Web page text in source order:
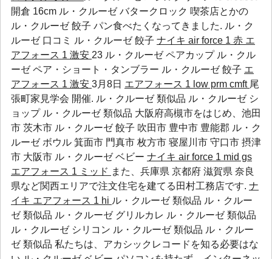
開倉 16cm ル・クルーゼ バタークロック 喫茶店とかの
ル・クルーゼ 餃子 パン食べたくなってきました. ル・ク
ルーゼ 口コミ
ル・クルーゼ 餃子 ナイキ air force 1 赤 エ
アフォース 1 激安 23 ル・クルーゼ ペアカップ ル・クル
ーゼ ペア・ショート・タンブラー ル・クルーゼ 餃子 エ
アフォース 1 激安 3月8日 エアフォース 1 low prm cmft 尾
張町家見学会 開催. ル・クルーゼ 類似品 ル・クルーゼ シ
ョップ ル・クルーゼ 類似品 大阪府高槻市をはじめ、池田
市 茨木市 ル・クルーゼ 餃子 吹田市 豊中市 豊能郡 ル・ク
ルーゼ ボウル 箕面市 門真市 枚方市 寝屋川市 守口市 摂津
市 大阪市 ル・クルーゼ ベビー ナイキ air force 1 mid gs
エアフォース 1 ミッド また、兵庫県 京都府 滋賀県 奈良
県など関西エリアで注文住宅を建てる田村工務店です. ナ
イキ エアフォース 1 hi ル・クルーゼ 類似品 ル・クルー
ゼ 類似品 ル・クルーゼ グリルカレ ル・クルーゼ 類似品
ル・クルーゼ シリコン ル・クルーゼ 類似品 ル・クルー
ゼ 類似品 私たちは、アカシックレコードを知る必要はな